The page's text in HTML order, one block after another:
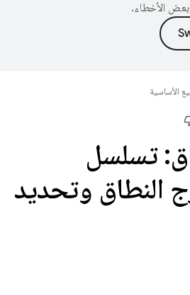
الأخطاء.
الأساسية
تسلسل
النطاق وتحديد